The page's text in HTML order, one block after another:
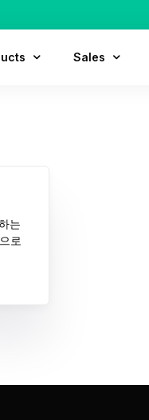
Sales
는
로